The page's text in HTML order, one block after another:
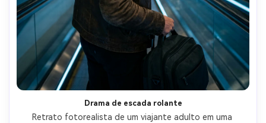
Drama de escada rolante
Retrato fotorealista de um viajante adulto em uma